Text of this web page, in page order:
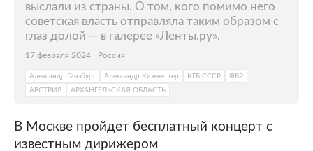
выслали из страны. О том, кого помимо него
советская власть отправляла таким образом с
глаз долой — в галерее «Ленты.ру».
17 февраля 2024 Россия
Александр Гинзбург Александр Кизеветтер КГБ СССР
ФБР
АВСТРИЯ
АРХАНГЕЛЬСКАЯ ОБЛАСТЬ
В Москве пройдет бесплатный концерт с
известным дирижером